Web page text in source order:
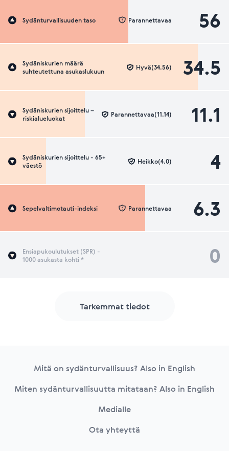
Sydänturvallisuuden taso 56
Parannettavaa
Sydäniskurien määrä
suhteutettuna asukaslukuun
34.5
Hyvä(34.56)
Sydäniskurien sijoittelu –
riskialueluokat
11.1
Parannettavaa(11.14)
Sydäniskurien sijoittelu - 65+
väestö
4
Heikko(4.0)
Sepelvaltimotauti-indeksi 6.3
Parannettavaa
Ensiapukoulutukset (SPR) -
1000 asukasta kohti *
0
Tarkemmat tiedot
Mitä on sydänturvallisuus? Also in English
Miten sydänturvallisuutta mitataan? Also in English
Medialle
Ota yhteyttä